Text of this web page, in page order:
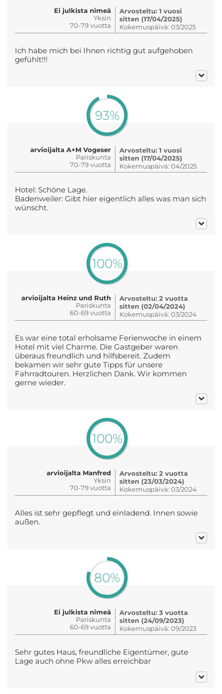
Ei julkista nimeä
Yksin
70-79 vuotta
Arvosteltu: 1 vuosi
sitten (17/04/2025)
Kokemuspäivä: 03/2025
Ich habe mich bei Ihnen richtig gut aufgehoben
gefühlt!!!
93%
arvioijalta A+M Vogeser
Pariskunta
70-79 vuotta
Arvosteltu: 1 vuosi
sitten (17/04/2025)
Kokemuspäivä: 04/2025
Hotel: Schöne Lage.
Badenweiler: Gibt hier eigentlich alles was man sich
wünscht.
100%
arvioijalta Heinz und Ruth
Pariskunta
60-69 vuotta
Arvosteltu: 2 vuotta
sitten (02/04/2024)
Kokemuspäivä: 03/2024
Es war eine total erholsame Ferienwoche in einem
Hotel mit viel Charme. Die Gastgeber waren
überaus freundlich und hilfsbereit. Zudem
bekamen wir sehr gute Tipps für unsere
Fahrradtouren. Herzlichen Dank. Wir kommen
gerne wieder.
100%
arvioijalta Manfred
Yksin
70-79 vuotta
Arvosteltu: 2 vuotta
sitten (23/03/2024)
Kokemuspäivä: 03/2024
Alles ist sehr gepflegt und einladend. Innen sowie
außen.
80%
Ei julkista nimeä
Pariskunta
60-69 vuotta
Arvosteltu: 3 vuotta
sitten (24/09/2023)
Kokemuspäivä: 09/2023
Sehr gutes Haus, freundliche Eigentümer, gute
Lage auch ohne Pkw alles erreichbar